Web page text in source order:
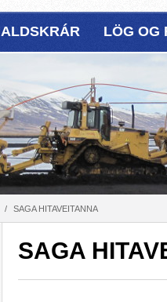
/ SAGA HITAVEITANNA
SAGA
LÖG OG